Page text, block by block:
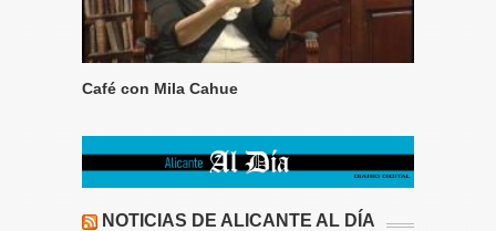
Café con Mila Cahue
NOTICIAS DE ALICANTE AL DÍA